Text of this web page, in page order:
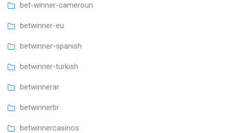
bet-winner-cameroun
betwinner-eu
betwinner-spanish
betwinner-turkish
betwinnerar
betwinnerbr
betwinnercasinos